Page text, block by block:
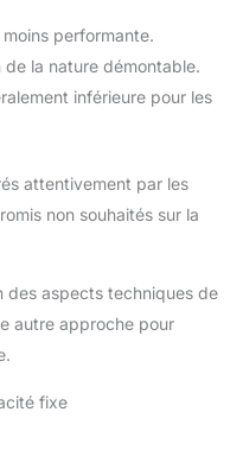
performante.
de la nature démontable.
inférieure pour les
attentivement par les
non souhaités sur la
des aspects techniques de
autre approche pour
fixe